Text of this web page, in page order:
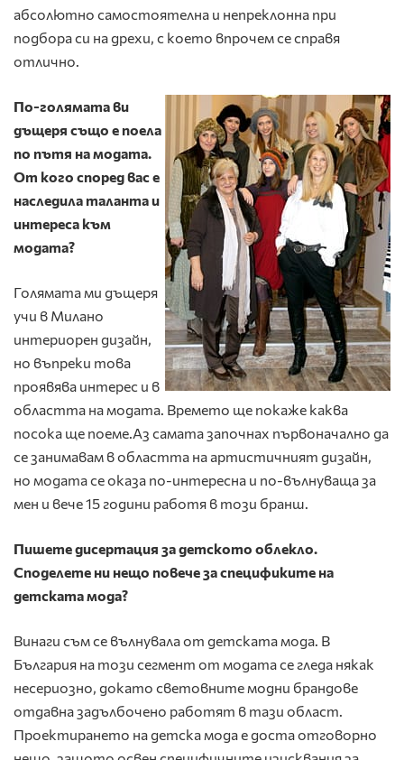
абсолютно самостоятелна и непреклонна при
подбора си на дрехи, с което впрочем се справя
отлично.
По-голямата ви
дъщеря също е поела
по пътя на модата.
От кого според вас е
наследила таланта и
интереса към
модата?
Голямата ми дъщеря
учи в Милано
интериорен дизайн,
но въпреки това
проявява интерес и в
областта на модата. Времето ще покаже каква
посока ще поеме.Аз самата започнах първоначално да
се занимавам в областта на артистичният дизайн,
но модата се оказа по-интересна и по-вълнуваща за
мен и вече 15 години работя в този бранш.
Пишете дисертация за детското облекло.
Споделете ни нещо повече за спецификите на
детската мода?
Винаги съм се вълнувала от детската мода. В
България на този сегмент от модата се гледа някак
несериозно, докато световните модни брандове
отдавна задълбочено работят в тази област.
Проектирането на детска мода е доста отговорно